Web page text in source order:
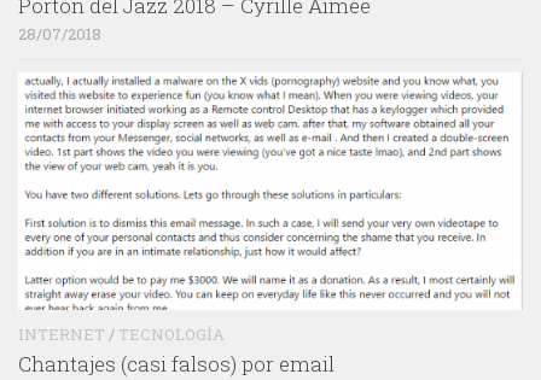
28/07/2018
INTERNET / TECNOLOGÍA
Chantajes (casi falsos) por email